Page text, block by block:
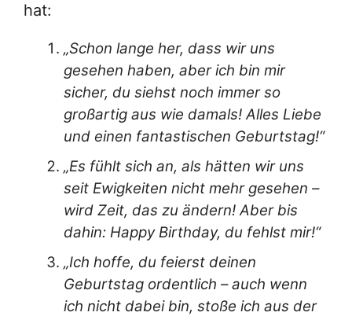
hat:
„Schon lange her, dass wir uns
gesehen haben, aber ich bin mir
sicher, du siehst noch immer so
großartig aus wie damals! Alles Liebe
und einen fantastischen Geburtstag!“
„Es fühlt sich an, als hätten wir uns
seit Ewigkeiten nicht mehr gesehen –
wird Zeit, das zu ändern! Aber bis
dahin: Happy Birthday, du fehlst mir!“
„Ich hoffe, du feierst deinen
Geburtstag ordentlich – auch wenn
ich nicht dabei bin, stoße ich aus der